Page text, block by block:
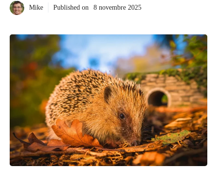
Mike Published on 8 novembre 2025